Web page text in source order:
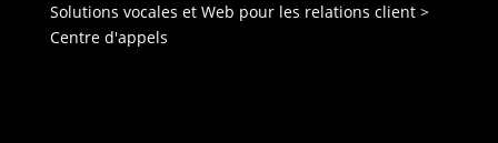
Solutions vocales et Web pour les relations client>
Centre d'appels